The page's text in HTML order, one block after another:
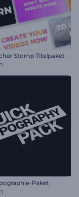
Stomp Titelpaket
Paket